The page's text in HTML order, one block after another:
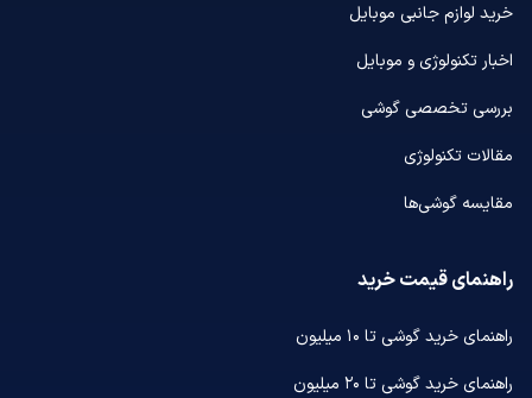
خرید لوازم جانبی موبایل
اخبار تکنولوژی و موبایل
بررسی تخصصی گوشی
مقالات تکنولوژی
مقایسه گوشی‌ها
راهنمای قیمت خرید
راهنمای خرید گوشی تا ۱۰ میلیون
راهنمای خرید گوشی تا ۲۰ میلیون